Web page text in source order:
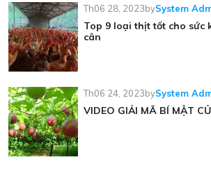
Th06 28, 2023bySystem
Top 9 loại thịt tốt cho sức
cân
Th06 24, 2023bySystem
VIDEO GIẢI MÃ BÍ MẬT